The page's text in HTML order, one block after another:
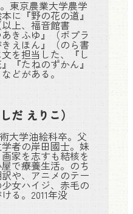
東京農業大学農学
に『野の花の道』
上、福音館書
きふゆ』（ポプラ
えほん』（のら書
を担当した、『し
『たねのずかん』
どがある。
しだ えりこ）
大学油絵科卒。父
者の岸田國士。妹
家を志すも結核を
で療養生活。のち
や、アニメのテー
女ハイジ、赤毛の
る。2011年没